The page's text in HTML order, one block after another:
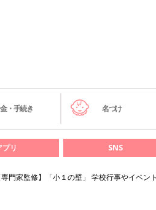
・手続き 名づけ
プリ SNS
専門家監修】「小１の壁」 学校行事やイベン